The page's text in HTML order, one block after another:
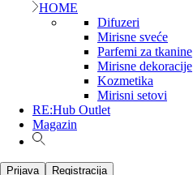
HOME
Difuzeri
Mirisne sveće
Parfemi za tkanine
Mirisne dekoracije
Kozmetika
Mirisni setovi
RE:Hub Outlet
Magazin
Prijava Registracija